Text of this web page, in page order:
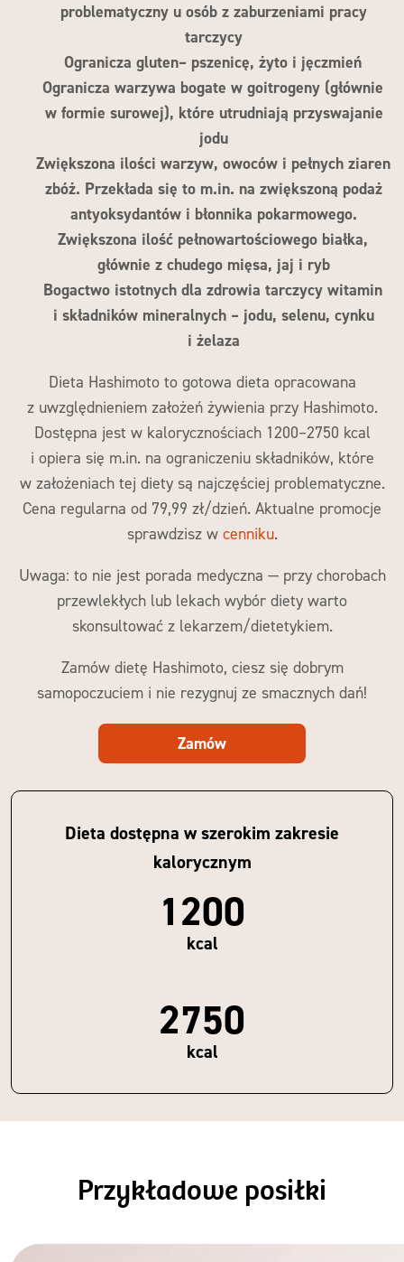
problematyczny u osób z zaburzeniami pracy
tarczycy
Ogranicza gluten– pszenicę, żyto i jęczmień
Ogranicza warzywa bogate w goitrogeny (głównie
w formie surowej), które utrudniają przyswajanie
jodu
Zwiększona ilości warzyw, owoców i pełnych ziaren
zbóż. Przekłada się to m.in. na zwiększoną podaż
antyoksydantów i błonnika pokarmowego.
Zwiększona ilość pełnowartościowego białka,
głównie z chudego mięsa, jaj i ryb
Bogactwo istotnych dla zdrowia tarczycy witamin
i składników mineralnych – jodu, selenu, cynku
i żelaza
Dieta Hashimoto to gotowa dieta opracowana
z uwzględnieniem założeń żywienia przy Hashimoto.
Dostępna jest w kalorycznościach 1200–2750 kcal
i opiera się m.in. na ograniczeniu składników, które
w założeniach tej diety są najczęściej problematyczne.
Cena regularna od 79,99 zł/dzień. Aktualne promocje
sprawdzisz w cenniku.
Uwaga: to nie jest porada medyczna — przy chorobach
przewlekłych lub lekach wybór diety warto
skonsultować z lekarzem/dietetykiem.
Zamów dietę Hashimoto, ciesz się dobrym
samopoczuciem i nie rezygnuj ze smacznych dań!
Zamów
Dieta dostępna w szerokim zakresie
kalorycznym
1200
kcal
2750
kcal
Przykładowe posiłki